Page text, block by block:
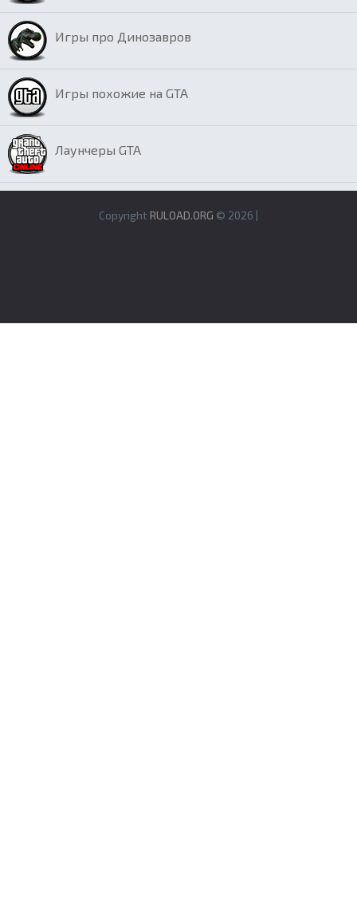
Игры про Динозавров
Игры похожие на GTA
Лаунчеры GTA
Copyright RULOAD.ORG © 2026 |